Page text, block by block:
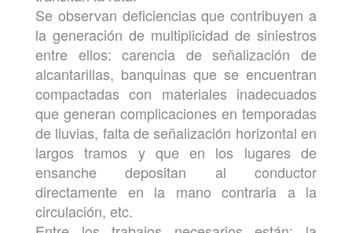
Se observan deficiencias que contribuyen a
la generación de multiplicidad de siniestros
entre ellos: carencia de señalización de
alcantarillas, banquinas que se encuentran
compactadas con materiales inadecuados
que generan complicaciones en temporadas
de lluvias, falta de señalización horizontal en
largos tramos y que en los lugares de
ensanche depositan al conductor
directamente en la mano contraria a la
circulación, etc.